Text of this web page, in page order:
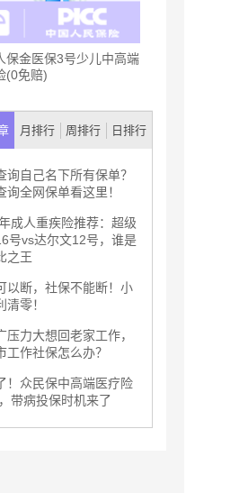
保金医保3号少儿中高端
(0免赔)
月排行 周排行 日排行
询自己名下所有保单？
询全网保单看这里！
成人重疾险推荐：超级
号vs达尔文12号，谁是
之王
以断，社保不能断！小
清零！
压力大想回老家工作，
工作社保怎么办？
！众民保中高端医疗险
带病投保时机来了